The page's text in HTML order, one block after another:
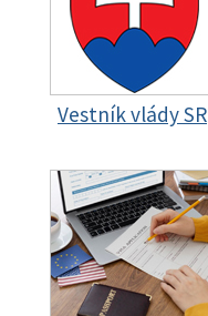
Vestník vlády SR